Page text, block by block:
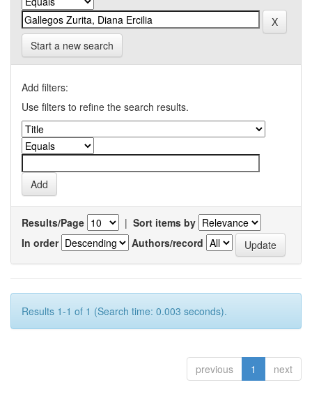
Start a new search
Add filters:
Use filters to refine the search results.
Results/Page | Sort items by
In order
Authors/record
Results 1-1 of 1 (Search time: 0.003 seconds).
previous 1 next